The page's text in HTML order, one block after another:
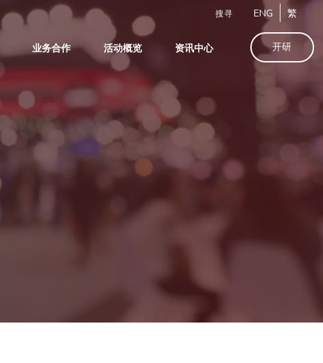
搜寻 ENG 繁
业务合作 活动概览 资讯中心 开研